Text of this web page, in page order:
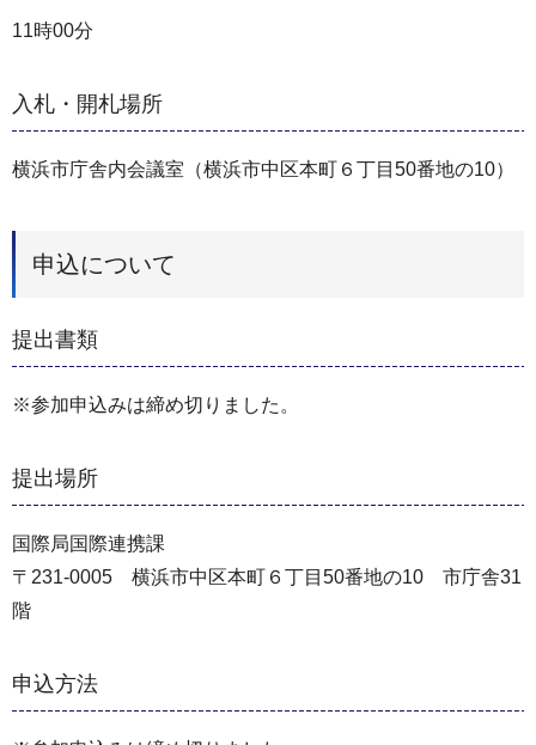
11時00分
入札・開札場所
横浜市庁舎内会議室（横浜市中区本町６丁目50番地の10）
申込について
提出書類
※参加申込みは締め切りました。
提出場所
国際局国際連携課
〒231-0005 横浜市中区本町６丁目50番地の10 市庁舎31
階
申込方法